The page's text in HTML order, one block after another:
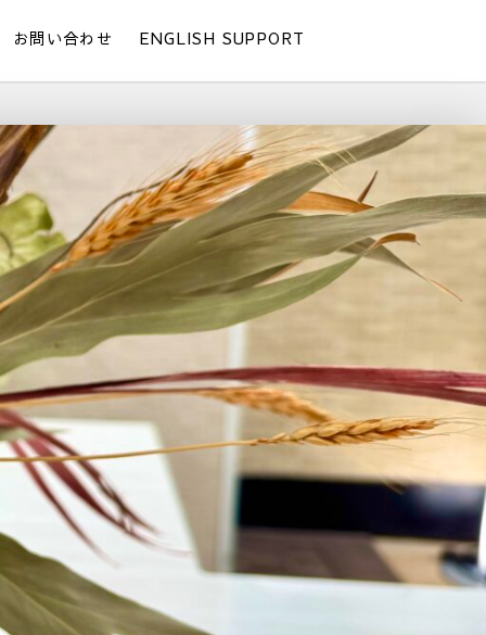
お問い合わせ ENGLISH SUPPORT